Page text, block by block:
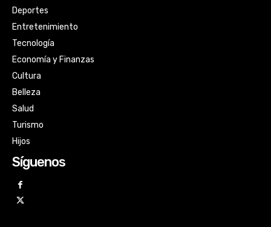
Deportes
Entretenimiento
Tecnología
Economía y Finanzas
Cultura
Belleza
Salud
Turismo
Hijos
Síguenos